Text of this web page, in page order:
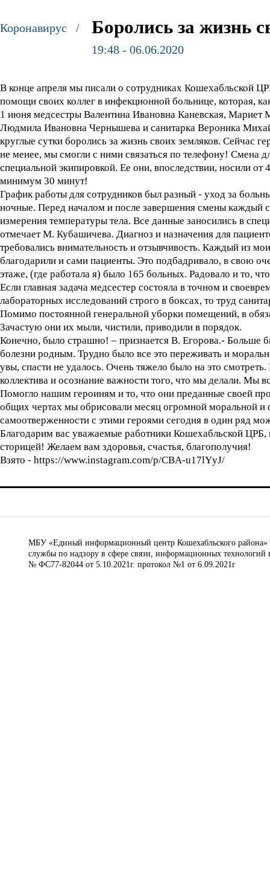
Коронавирус / Боролись за жизнь
19:48 - 06.06.2020
В конце апреля мы писали о сотрудниках Кошехабльской
помощи своих коллег в инфекционной больнице, которая,
1 июня медсестры Валентина Ивановна Каневская,
Людмила Ивановна Чернышева и санитарка Вероника
круглые сутки боролись за жизнь своих земляков. Сейчас
не менее, мы смогли с ними связаться по телефону! Смена
специальной экипировкой. Ее они, впоследствии, носили
минимум 30 минут!
График работы для сотрудников был разный - уход за
ночные. Перед началом и после завершения смены каждый
измерения температуры тела. Все данные заносились в
отмечает М. Кубашичева. Диагноз и назначения для
требовались внимательность и отзывчивость. Каждый из
благодарили и сами пациенты. Это подбадривало, в свою
этаже, (где работала я) было 165 больных. Радовало и то,
Если главная задача медсестер состояла в точном и
лабораторных исследований строго в боксах, то труд
Помимо постоянной генеральной уборки помещений, в
Зачастую они их мыли, чистили, приводили в порядок.
Конечно, было страшно! – признается В. Егорова.- Больше
болезни родным. Трудно было все это переживать и
увы, спасти не удалось. Очень тяжело было на это
коллектива и осознание важности того, что мы делали. Мы
Помогло нашим героиням и то, что они преданные своей
общих чертах мы обрисовали месяц огромной моральной и
самоотверженности с этими героями сегодня в один ряд
Благодарим вас уважаемые работники Кошехабльской
сторицей! Желаем вам здоровья, счастья, благополучия!
Взято - https://www.instagram.com/p/CBA-u17lYyJ/
МБУ «Единый информационный центр Кошехабльского района»
службы по надзору в сфере связи, информационных
№ ФС77-82044 от 5.10.2021г. протокол №1 от 6.09.2021г